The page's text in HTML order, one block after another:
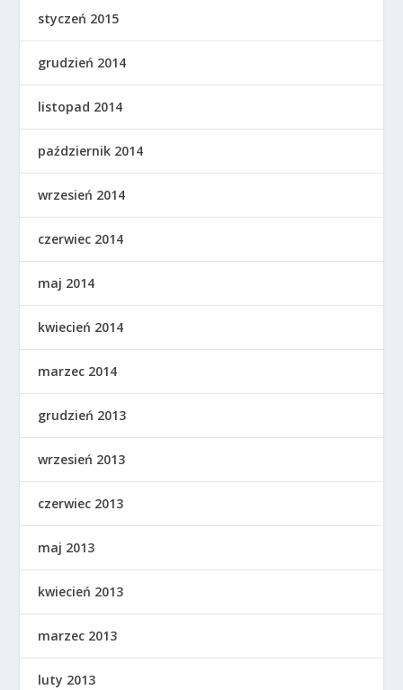
styczeń 2015
grudzień 2014
listopad 2014
październik 2014
wrzesień 2014
czerwiec 2014
maj 2014
kwiecień 2014
marzec 2014
grudzień 2013
wrzesień 2013
czerwiec 2013
maj 2013
kwiecień 2013
marzec 2013
luty 2013